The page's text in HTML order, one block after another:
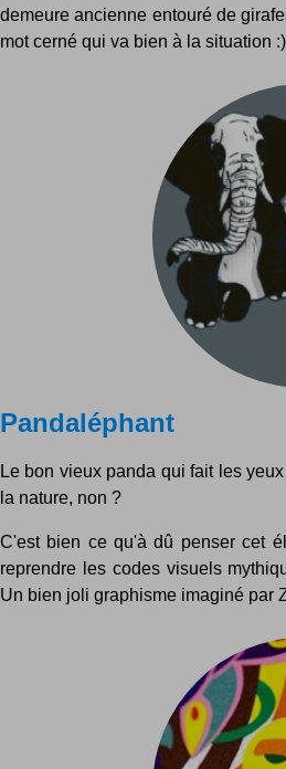
demeure ancienne entouré de
mot cerné qui va bien à la situation
Pandaléphant
Le bon vieux panda qui fait les
la nature, non ?
C'est bien ce qu'à dû penser cet
reprendre les codes visuels
Un bien joli graphisme imaginé par